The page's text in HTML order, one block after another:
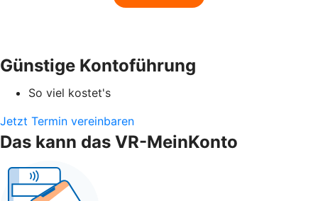
Günstige Kontoführung
So viel kostet's
Jetzt Termin vereinbaren
Das kann das VR-MeinKonto